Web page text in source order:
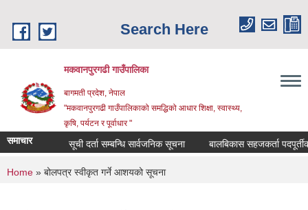
Search Here
मकवानपुरगढी गाउँपालिका
बागमती प्रदेश, नेपाल
"मकवानपुरगढी गाउँपालिकाको समद्धिको आधार शिक्षा, स्‍वास्‍थ्‍य,
कृषि, पर्यटन र पूर्वाधार "
समाचार सूची दर्ता सम्बन्धि सार्वजनिक सूचना बालबिकास सहजकर्ता पदपूर्तीका
You are here
Home » बोलपत्र स्वीकृत गर्ने आशयको सूचना